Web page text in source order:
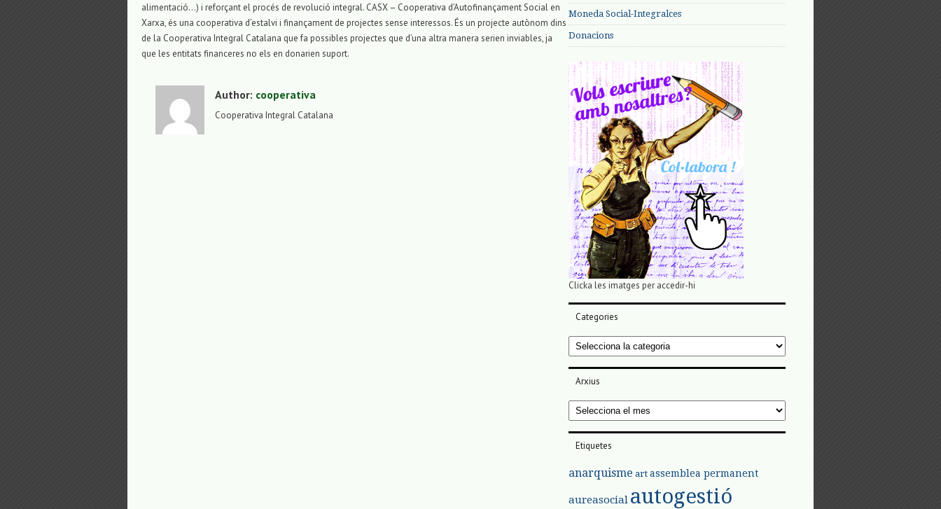
alimentació…) i reforçant el procés de revolució integral. CASX – Cooperativa d’Autofinançament Social en
Xarxa, és una cooperativa d’estalvi i finançament de projectes sense interessos. És un projecte autònom dins
de la Cooperativa Integral Catalana que fa possibles projectes que d’una altra manera serien inviables, ja
que les entitats financeres no els en donarien suport.
Author: cooperativa
Cooperativa Integral Catalana
Moneda Social-Integralces
Donacions
Clicka les imatges per accedir-hi
Categories
Categories
Arxius
Arxius
Etiquetes
anarquisme art assemblea permanent
aureasocial autogestió